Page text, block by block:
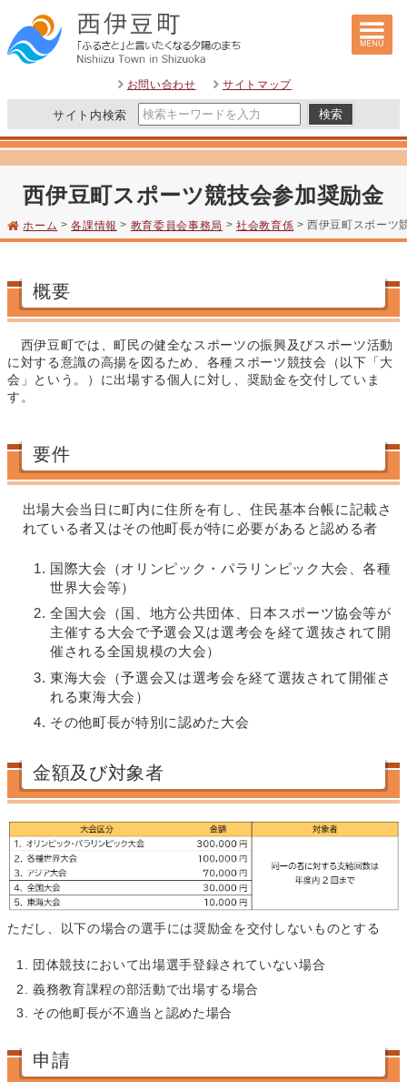
お問い合わせ サイトマップ
サイト内検索
西伊豆町スポーツ競技会参加奨励金
ホーム >各課情報 > 教育委員会事務局 > 社会教育係 > 西伊豆町スポーツ
概要
西伊豆町では、町民の健全なスポーツの振興及びスポーツ活動
に対する意識の高揚を図るため、各種スポーツ競技会（以下「大
会」という。）に出場する個人に対し、奨励金を交付していま
す。
要件
出場大会当日に町内に住所を有し、住民基本台帳に記載さ
れている者又はその他町長が特に必要があると認める者
国際大会（オリンピック・パラリンピック大会、各種
世界大会等）
全国大会（国、地方公共団体、日本スポーツ協会等が
主催する大会で予選会又は選考会を経て選抜されて開
催される全国規模の大会）
東海大会（予選会又は選考会を経て選抜されて開催さ
れる東海大会）
その他町長が特別に認めた大会
金額及び対象者
ただし、以下の場合の選手には奨励金を交付しないものとする
団体競技において出場選手登録されていない場合
義務教育課程の部活動で出場する場合
その他町長が不適当と認めた場合
申請